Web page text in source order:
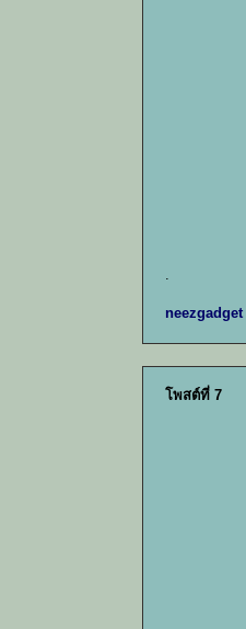
.
neezgadget
โพสต์ที่ 7